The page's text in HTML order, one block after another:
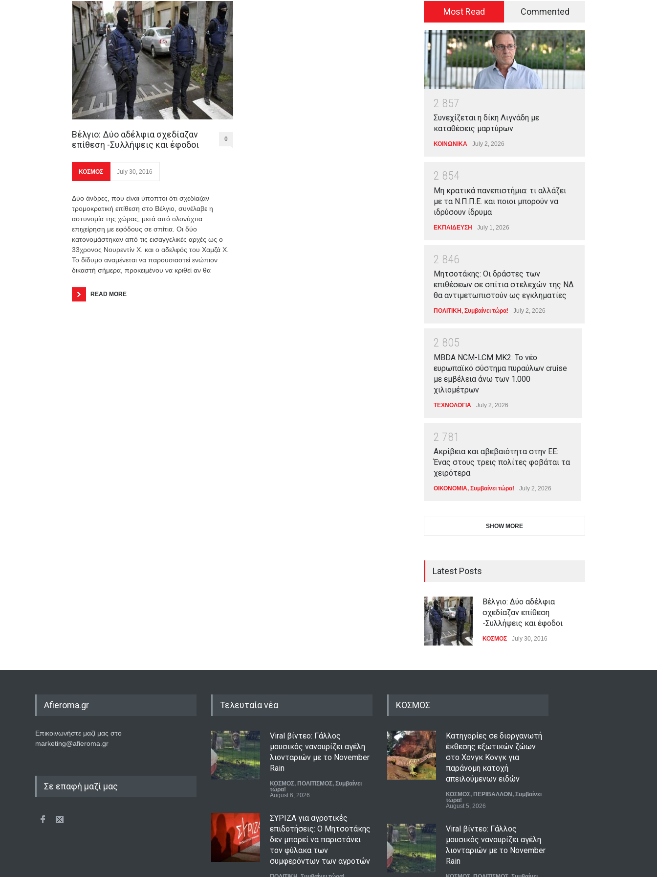
Βέλγιο: Δύο αδέλφια σχεδίαζαν
επίθεση -Συλλήψεις και έφοδοι
0
ΚΟΣΜΟΣ July 30, 2016
Δύο άνδρες, που είναι ύποπτοι ότι σχεδίαζαν
τρομοκρατική επίθεση στο Βέλγιο, συνέλαβε η
αστυνομία της χώρας, μετά από ολονύχτια
επιχείρηση με εφόδους σε σπίτια. Οι δύο
κατονομάστηκαν από τις εισαγγελικές αρχές ως ο
33χρονος Νουρεντίν Χ. και ο αδελφός του Χαμζά Χ.
Το δίδυμο αναμένεται να παρουσιαστεί ενώπιον
δικαστή σήμερα, προκειμένου να κριθεί αν θα
READ MORE
Most Read Commented
2 857
Συνεχίζεται η δίκη Λιγνάδη με
καταθέσεις μαρτύρων
ΚΟΙΝΩΝΙΚΑ July 2, 2026
2 854
Μη κρατικά πανεπιστήμια: τι αλλάζει
με τα Ν.Π.Π.Ε. και ποιοι μπορούν να
ιδρύσουν ίδρυμα
ΕΚΠΑΙΔΕΥΣΗ July 1, 2026
2 846
Μητσοτάκης: Οι δράστες των
επιθέσεων σε σπίτια στελεχών της ΝΔ
θα αντιμετωπιστούν ως εγκληματίες
ΠΟΛΙΤΙΚΗ, Συμβαίνει τώρα! July 2, 2026
2 805
MBDA NCM-LCM MK2: Το νέο
ευρωπαϊκό σύστημα πυραύλων cruise
με εμβέλεια άνω των 1.000
χιλιομέτρων
ΤΕΧΝΟΛΟΓΙΑ July 2, 2026
2 781
Ακρίβεια και αβεβαιότητα στην ΕΕ:
Ένας στους τρεις πολίτες φοβάται τα
χειρότερα
ΟΙΚΟΝΟΜΙΑ, Συμβαίνει τώρα! July 2, 2026
SHOW MORE
Latest Posts
Βέλγιο: Δύο αδέλφια
σχεδίαζαν επίθεση
-Συλλήψεις και έφοδοι
ΚΟΣΜΟΣ July 30, 2016
Afieroma.gr
Επικοινωνήστε μαζί μας στο
marketing@afieroma.gr
Σε επαφή μαζί μας
Τελευταία νέα
Viral βίντεο: Γάλλος
μουσικός νανουρίζει αγέλη
λιονταριών με το November
Rain
ΚΟΣΜΟΣ, ΠΟΛΙΤΙΣΜΟΣ, Συμβαίνει
τώρα!
August 6, 2026
ΣΥΡΙΖΑ για αγροτικές
επιδοτήσεις: Ο Μητσοτάκης
δεν μπορεί να παριστάνει
τον φύλακα των
συμφερόντων των αγροτών
ΚΟΣΜΟΣ
Κατηγορίες σε διοργανωτή
έκθεσης εξωτικών ζώων
στο Χονγκ Κονγκ για
παράνομη κατοχή
απειλούμενων ειδών
ΚΟΣΜΟΣ, ΠΕΡΙΒΑΛΛΟΝ , Συμβαίνει
τώρα!
August 5, 2026
Viral βίντεο: Γάλλος
μουσικός νανουρίζει αγέλη
λιονταριών με το November
Rain